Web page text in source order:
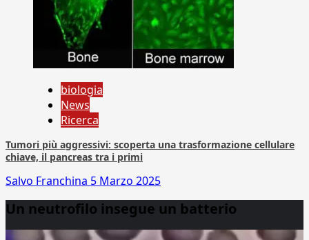
biologia
News
Ricerca
Tumori più aggressivi: scoperta una trasformazione cellulare
chiave, il pancreas tra i primi
Salvo Franchina 5 Marzo 2025
Un neutrofilo insegue un batterio